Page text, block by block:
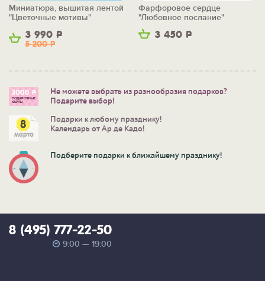
3 990 Р
5 200Р
Миниатюра, вышитая лентой
"Цветочные мотивы"
3 450 Р
Фарфоровое сердце
"Любовное послание"
Не можете выбрать из разнообразия подарков?
Подарите выбор!
Подарки к любому празднику!
Календарь от Ар де Кадо!
Подберите подарки к ближайшему празднику!
8 (495) 777-22-50
9:00 — 19:00